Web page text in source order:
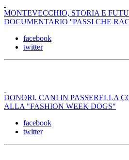
MONTEVECCHIO, STORIA E
DOCUMENTARIO ''PASSI CHE
facebook
twitter
DONORI, CANI IN PASSERELLA
ALLA "FASHION WEEK DOGS"
facebook
twitter